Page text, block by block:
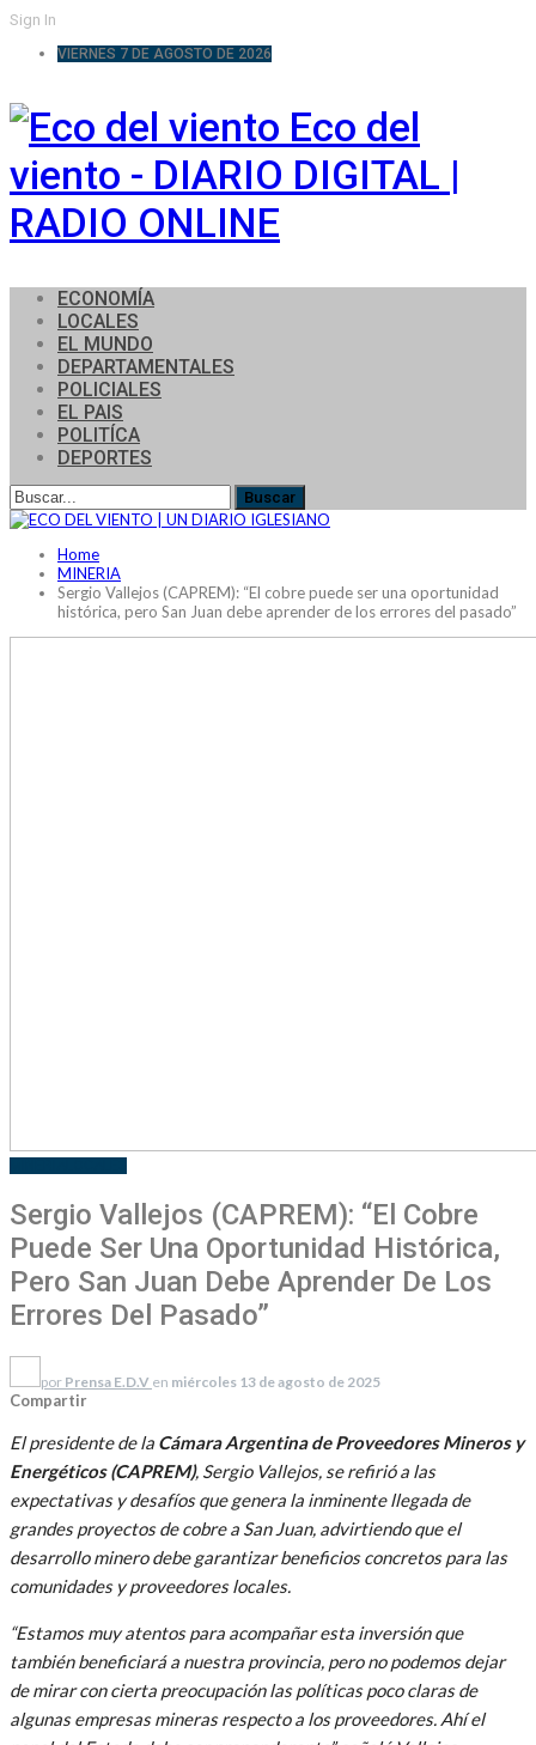
Sign In
VIERNES 7 DE AGOSTO DE 2026
Eco del
viento - DIARIO DIGITAL |
RADIO ONLINE
ECONOMÍA
LOCALES
EL MUNDO
DEPARTAMENTALES
POLICIALES
EL PAIS
POLITÍCA
DEPORTES
Home
MINERIA
Sergio Vallejos (CAPREM): “El cobre puede ser una oportunidad
histórica, pero San Juan debe aprender de los errores del pasado”
Sergio Vallejos (CAPREM): “El Cobre
Puede Ser Una Oportunidad Histórica,
Pero San Juan Debe Aprender De Los
Errores Del Pasado”
por Prensa E.D.V en miércoles 13 de agosto de 2025
Compartir
El presidente de la Cámara Argentina de Proveedores Mineros y
Energéticos (CAPREM), Sergio Vallejos, se refirió a las
expectativas y desafíos que genera la inminente llegada de
grandes proyectos de cobre a San Juan, advirtiendo que el
desarrollo minero debe garantizar beneficios concretos para las
comunidades y proveedores locales.
“Estamos muy atentos para acompañar esta inversión que
también beneficiará a nuestra provincia, pero no podemos dejar
de mirar con cierta preocupación las políticas poco claras de
algunas empresas mineras respecto a los proveedores. Ahí el